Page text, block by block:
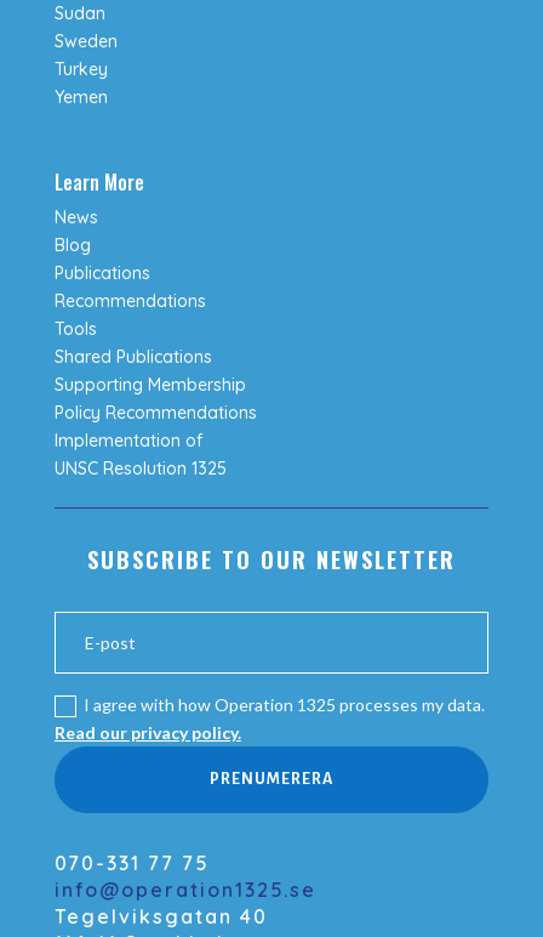
Sudan
Sweden
Turkey
Yemen
Learn More
News
Blog
Publications
Recommendations
Tools
Shared Publications
Supporting Membership
Policy Recommendations
Implementation of
UNSC Resolution 1325
SUBSCRIBE TO OUR NEWSLETTER
I agree with how Operation 1325 processes my data.
Read our privacy policy.
PRENUMERERA
070-331 77 75
info@operation1325.se
Tegelviksgatan 40